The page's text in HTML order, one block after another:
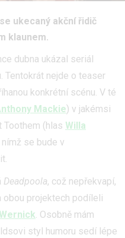
ukecaný akční řidič
klaunem.
dubna ukázal seriál
Tentokrát nejde o teaser
konkrétní scénu. V té
Mackie) v jakémsi
Toothem (hlas Willa
se bude v
Deadpoola, což nepřekvapí,
obou projektech podíleli
. Osobně mám
styl humoru sedí lépe